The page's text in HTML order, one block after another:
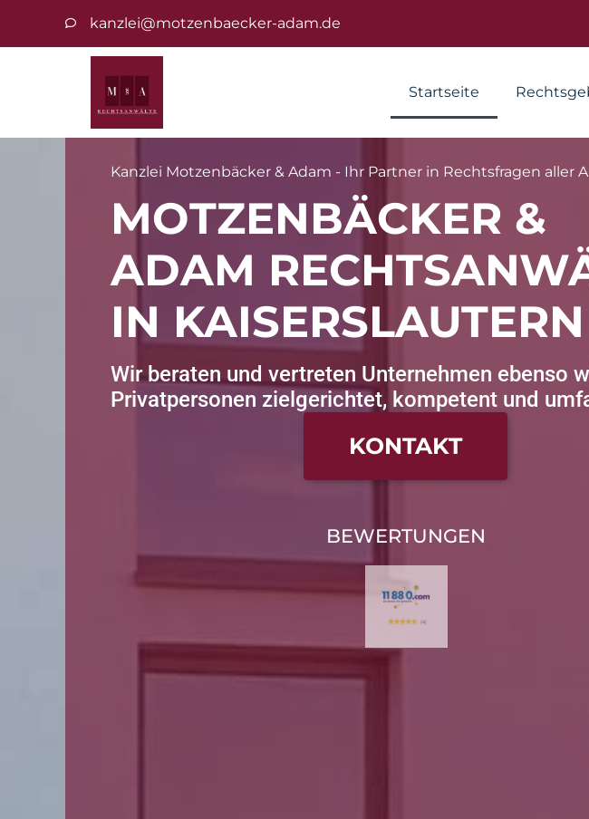
kanzlei@motzenbaecker-adam.de
Startseite
Kanzlei Motzenbäcker & Adam - Ihr Partner in Rechtsfragen aller
MOTZENBÄCKER &
ADAM
IN KAISERSLAUTERN
Wir beraten und vertreten Unternehmen ebenso
Privatpersonen zielgerichtet, kompetent und
KONTAKT
BEWERTUNGEN